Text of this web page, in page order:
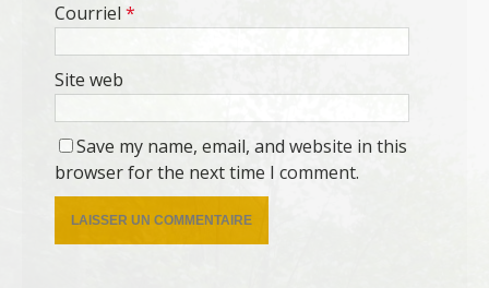
Courriel *
Site web
Save my name, email, and website in this
browser for the next time I comment.